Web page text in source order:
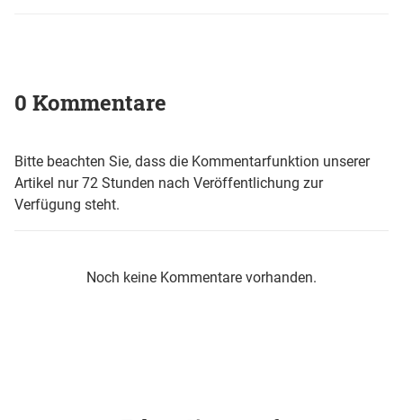
0 Kommentare
Bitte beachten Sie, dass die Kommentarfunktion unserer
Artikel nur 72 Stunden nach Veröffentlichung zur
Verfügung steht.
Noch keine Kommentare vorhanden.